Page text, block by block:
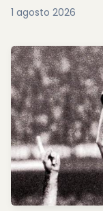
1 agosto 2026